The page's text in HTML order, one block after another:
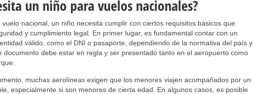
un niño para vuelos nacionales?
vuelo nacional, un niño necesita cumplir con ciertos requisitos básicos que
y cumplimiento legal. En primer lugar, es fundamental contar con un
válido, como el DNI o pasaporte, dependiendo de la normativa del país y
documento debe estar en regla y ser presentado tanto en el aeropuerto como
muchas aerolíneas exigen que los menores viajen acompañados por un
especialmente si son menores de cierta edad. En algunos casos, es posible